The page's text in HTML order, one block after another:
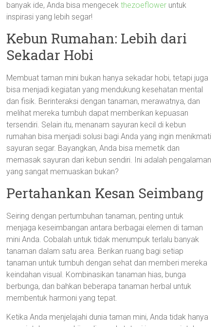
banyak ide, Anda bisa mengecekthezoeflower untuk
inspirasi yang lebih segar!
Kebun Rumahan: Lebih dari
Sekadar Hobi
Membuat taman mini bukan hanya sekadar hobi, tetapi juga
bisa menjadi kegiatan yang mendukung kesehatan mental
dan fisik. Berinteraksi dengan tanaman, merawatnya, dan
melihat mereka tumbuh dapat memberikan kepuasan
tersendiri. Selain itu, menanam sayuran kecil di kebun
rumahan bisa menjadi solusi bagi Anda yang ingin menikmati
sayuran segar. Bayangkan, Anda bisa memetik dan
memasak sayuran dari kebun sendiri. Ini adalah pengalaman
yang sangat memuaskan bukan?
Pertahankan Kesan Seimbang
Seiring dengan pertumbuhan tanaman, penting untuk
menjaga keseimbangan antara berbagai elemen di taman
mini Anda. Cobalah untuk tidak menumpuk terlalu banyak
tanaman dalam satu area. Berikan ruang bagi setiap
tanaman untuk tumbuh dengan sehat dan memberi mereka
keindahan visual. Kombinasikan tanaman hias, bunga
berbunga, dan bahkan beberapa tanaman herbal untuk
membentuk harmoni yang tepat.
Ketika Anda menjelajahi dunia taman mini, Anda tidak hanya